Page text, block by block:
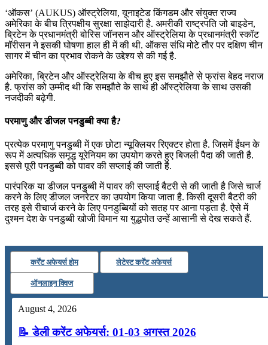
‘ऑकस’ (AUKUS) ऑस्ट्रेलिया, यूनाइटेड किंगडम और संयुक्त राज्य
अमेरिका के बीच त्रिपक्षीय सुरक्षा साझेदारी है. अमरीकी राष्‍ट्रपति जो बाइडेन,
ब्रिटेन के प्रधानमंत्री बोरिस जॉनसन और ऑस्‍ट्रेलिया के प्रधानमंत्री स्‍कॉट
मॉरीसन ने इसकी घोषणा हाल ही में की थी. ऑकस संधि मोटे तौर पर दक्षिण चीन
सागर में चीन का प्रभाव रोकने के उद्देश्‍य से की गई है.
अमेरिका, ब्रिटेन और ऑस्ट्रेलिया के बीच हुए इस समझौते से फ्रांस बेहद नराज
है. फ्रांस को उम्मीद थी कि समझौते के साथ ही ऑस्ट्रेलिया के साथ उसकी
नजदीकी बढ़ेगी.
परमाणु और डीजल पनडुब्बी क्या है?
प्रत्येक परमाणु पनडुब्बी में एक छोटा न्यूक्लियर रिएक्टर होता है. जिसमें ईंधन के
रूप में अत्यधिक समृद्ध यूरेनियम का उपयोग करते हुए बिजली पैदा की जाती है.
इससे पूरी पनडुब्बी को पावर की सप्लाई की जाती है.
पारंपरिक या डीजल पनडुब्बी में पावर की सप्लाई बैटरी से की जाती है जिसे चार्ज
करने के लिए डीजल जनरेटर का उपयोग किया जाता है. किसी दूसरी बैटरी की
तरह इसे रीचार्ज करने के लिए पनडुब्बियों को सतह पर आना पड़ता है. ऐसे में
दुश्मन देश के पनडुब्बी खोजी विमान या युद्धपोत उन्हें आसानी से देख सकते हैं.
कर्रेंट अफेयर्स होम लेटेस्ट कर्रेंट अफेयर्स
ऑनलाइन क्विज
August 4, 2026
📝 डेली करेंट अफेयर्स: 01-03 अगस्त 2026